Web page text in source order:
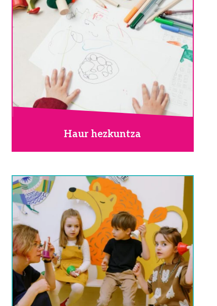
Haur hezkuntza